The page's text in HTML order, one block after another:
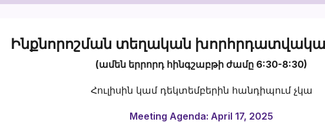
Ինքնորոշման տեղական
(ամեն երրորդ հինգշաբթի ժամը 6:30-8:30)
Հուլիսին կամ դեկտեմբերին հանդիպում չկա
Meeting Agenda: April 17, 2025